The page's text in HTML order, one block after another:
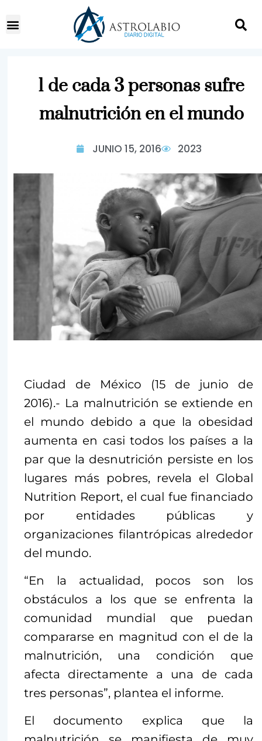
1 de cada 3 personas sufre
malnutrición en el mundo
JUNIO 15, 2016 2023
Ciudad de México (15 de junio de
2016).- La malnutrición se extiende en
el mundo debido a que la obesidad
aumenta en casi todos los países a la
par que la desnutrición persiste en los
lugares más pobres, revela el Global
Nutrition Report, el cual fue financiado
por entidades públicas y
organizaciones filantrópicas alrededor
del mundo.
“En la actualidad, pocos son los
obstáculos a los que se enfrenta la
comunidad mundial que puedan
compararse en magnitud con el de la
malnutrición, una condición que
afecta directamente a una de cada
tres personas”, plantea el informe.
El documento explica que la